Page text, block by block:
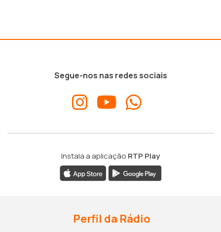
Segue-nos nas redes sociais
Instala a aplicação RTP Play
Perfil da Rádio